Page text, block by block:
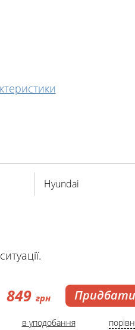
Hyundai
849 грн Придбати
в уподобання